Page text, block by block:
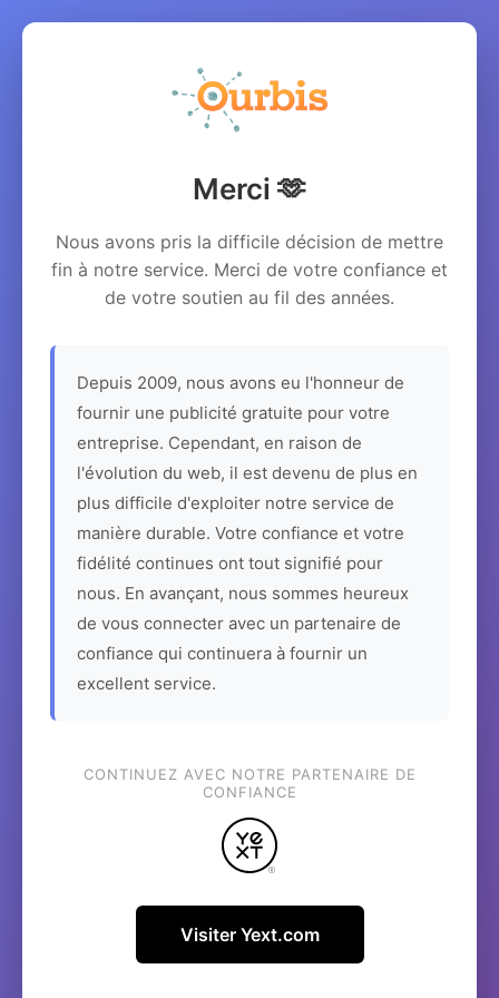
Merci 🫶
Nous avons pris la difficile décision de mettre
fin à notre service. Merci de votre confiance et
de votre soutien au fil des années.
Depuis 2009, nous avons eu l'honneur de
fournir une publicité gratuite pour votre
entreprise. Cependant, en raison de
l'évolution du web, il est devenu de plus en
plus difficile d'exploiter notre service de
manière durable. Votre confiance et votre
fidélité continues ont tout signifié pour
nous. En avançant, nous sommes heureux
de vous connecter avec un partenaire de
confiance qui continuera à fournir un
excellent service.
CONTINUEZ AVEC NOTRE PARTENAIRE DE
CONFIANCE
Visiter Yext.com